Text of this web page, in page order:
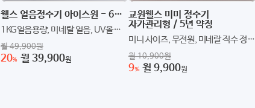
웰스 얼음정수기 아이스원 - 6개월 방문 관리 / 6년약정
1KG얼음용량, 미네랄 얼음, UV올케
어, 콤팩트 사이즈
월 49,900원
20% 월 39,900원
교원웰스 미미 정수기
자가관리형 / 5년 약정
미니 사이즈, 무전원, 미네랄 직수 정수
기
월 10,900원
9% 월 9,900원